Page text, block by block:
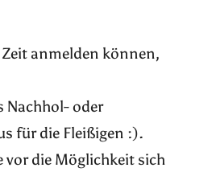
Zeit anmelden können,
Nachhol- oder
für die Fleißigen :).
vor die Möglichkeit sich